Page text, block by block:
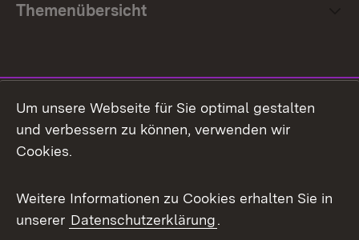
Themenübersicht
Facebook
X / Twitter
Youtube
Um unsere Webseite für Sie optimal gestalten
und verbessern zu können, verwenden wir
Cookies.
Weitere Informationen zu Cookies erhalten Sie in
unserer Datenschutzerklärung.